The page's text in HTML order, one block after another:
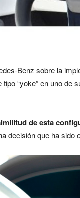
Benz sobre la
“yoke” en uno
de esta
decisión que ha sido